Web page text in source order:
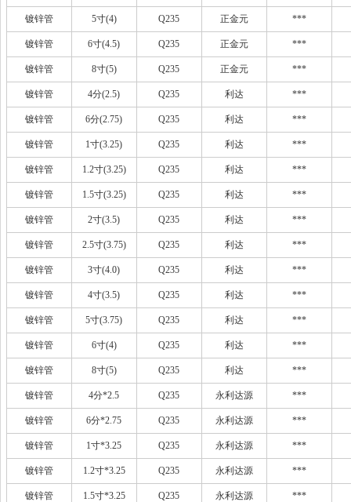
镀锌管 5寸(4) Q235 正金元 ***
镀锌管 6寸(4.5) Q235 正金元 ***
镀锌管 8寸(5) Q235 正金元 ***
镀锌管 4分(2.5) Q235 利达 ***
镀锌管 6分(2.75) Q235 利达 ***
镀锌管 1寸(3.25) Q235 利达 ***
镀锌管 1.2寸(3.25) Q235 利达 ***
镀锌管 1.5寸(3.25) Q235 利达 ***
镀锌管 2寸(3.5) Q235 利达 ***
镀锌管 2.5寸(3.75) Q235 利达 ***
镀锌管 3寸(4.0) Q235 利达 ***
镀锌管 4寸(3.5) Q235 利达 ***
镀锌管 5寸(3.75) Q235 利达 ***
镀锌管 6寸(4) Q235 利达 ***
镀锌管 8寸(5) Q235 利达 ***
镀锌管 4分*2.5 Q235 永利达源 ***
镀锌管 6分*2.75 Q235 永利达源 ***
镀锌管 1寸*3.25 Q235 永利达源 ***
镀锌管 1.2寸*3.25 Q235 永利达源 ***
镀锌管 1.5寸*3.25 Q235 永利达源 ***